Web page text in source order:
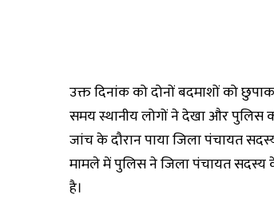
उक्त दिनांक को दोनों बदमाशों को
समय स्थानीय लोगों ने देखा और पुलिस
जांच के दौरान पाया जिला पंचायत
मामले में पुलिस ने जिला पंचायत
है।‌